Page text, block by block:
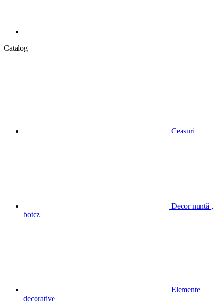
Catalog
Ceasuri
Decor nuntă ,
botez
Elemente
decorative